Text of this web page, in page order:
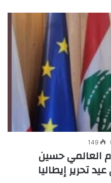
149
العالمي حسين
تحرير إيطاليا